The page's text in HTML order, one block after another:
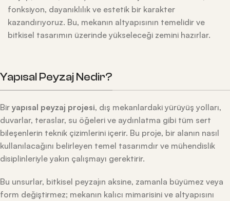
fonksiyon, dayanıklılık ve estetik bir karakter
kazandırıyoruz. Bu, mekanın altyapısının temelidir ve
bitkisel tasarımın üzerinde yükseleceği zemini hazırlar.
Yapısal Peyzaj Nedir?
Bir yapısal peyzaj projesi, dış mekanlardaki yürüyüş yolları,
duvarlar, teraslar, su öğeleri ve aydınlatma gibi tüm sert
bileşenlerin teknik çizimlerini içerir. Bu proje, bir alanın nasıl
kullanılacağını belirleyen temel tasarımdır ve mühendislik
disiplinleriyle yakın çalışmayı gerektirir.
Bu unsurlar, bitkisel peyzajın aksine, zamanla büyümez veya
form değiştirmez; mekanın kalıcı mimarisini ve altyapısını